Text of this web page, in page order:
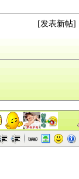
[发表新帖]